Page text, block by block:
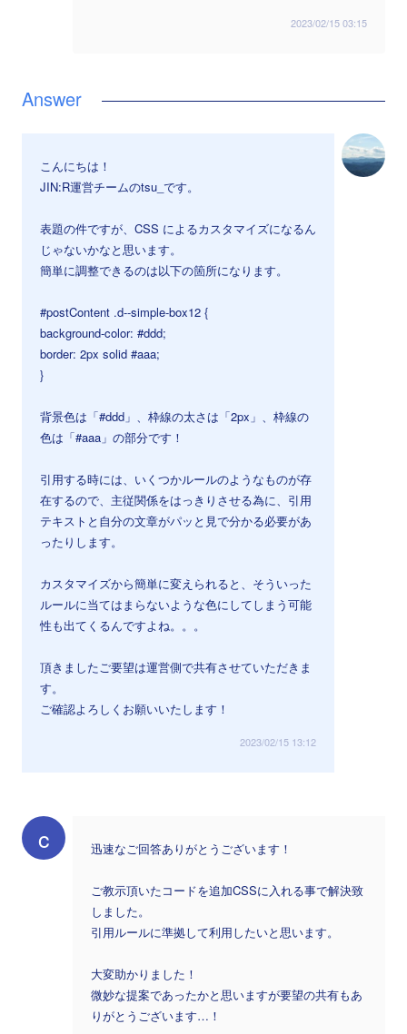
2023/02/15 03:15
こんにちは！
JIN:R運営チームのtsu_です。
表題の件ですが、CSS によるカスタマイズになるん
じゃないかなと思います。
簡単に調整できるのは以下の箇所になります。
#postContent .d--simple-box12 {
background-color: #ddd;
border: 2px solid #aaa;
}
背景色は「#ddd」、枠線の太さは「2px」、枠線の
色は「#aaa」の部分です！
引用する時には、いくつかルールのようなものが存
在するので、主従関係をはっきりさせる為に、引用
テキストと自分の文章がパッと見で分かる必要があ
ったりします。
カスタマイズから簡単に変えられると、そういった
ルールに当てはまらないような色にしてしまう可能
性も出てくるんですよね。。。
頂きましたご要望は運営側で共有させていただきま
す。
ご確認よろしくお願いいたします！
2023/02/15 13:12
c 迅速なご回答ありがとうございます！
ご教示頂いたコードを追加CSSに入れる事で解決致
しました。
引用ルールに準拠して利用したいと思います。
大変助かりました！
微妙な提案であったかと思いますが要望の共有もあ
りがとうございます…！